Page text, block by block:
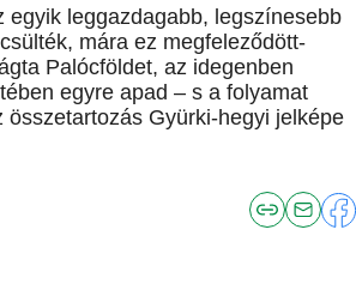
egyik leggazdagabb, legszínesebb
mára ez megfeleződött-
Palócföldet, az idegenben
egyre apad – s a folyamat
Gyürki-hegyi jelképe